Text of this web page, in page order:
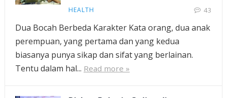
HEALTH 43
Dua Bocah Berbeda Karakter Kata orang, dua anak
perempuan, yang pertama dan yang kedua
biasanya punya sikap dan sifat yang berlainan.
Tentu dalam hal... Read more »